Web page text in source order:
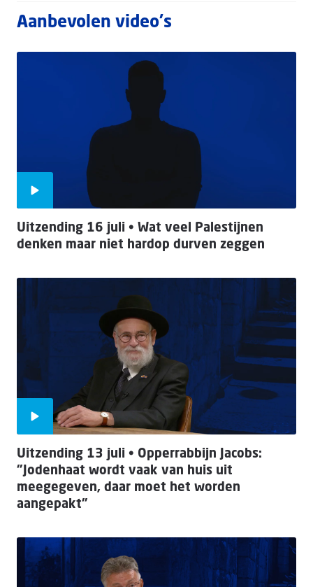
Aanbevolen video's
Uitzending 16 juli • Wat veel Palestijnen
denken maar niet hardop durven zeggen
Uitzending 13 juli • Opperrabbijn Jacobs:
"Jodenhaat wordt vaak van huis uit
meegegeven, daar moet het worden
aangepakt"